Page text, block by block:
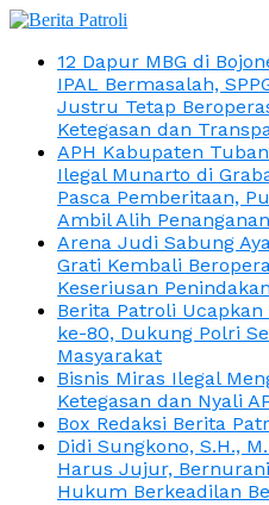
12 Dapur MBG di
IPAL Bermasalah,
Justru Tetap
Ketegasan dan
APH Kabupaten
Ilegal Munarto di
Pasca Pemberitaan,
Ambil Alih Penanganan
Arena Judi Sabung
Grati Kembali
Keseriusan
Berita Patroli
ke-80, Dukung Polri
Masyarakat
Bisnis Miras Ilegal
Ketegasan dan Nyali
Box Redaksi Berita
Didi Sungkono, S.H.,
Harus Jujur,
Hukum Berkeadilan